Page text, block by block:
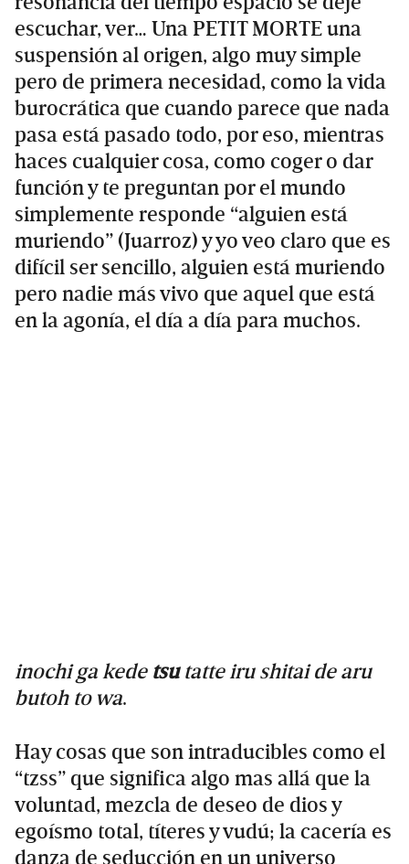
escuchar, ver… Una PETIT MORTE una
suspensión al origen, algo muy simple
pero de primera necesidad, como la vida
burocrática que cuando parece que nada
pasa está pasado todo, por eso, mientras
haces cualquier cosa, como coger o dar
función y te preguntan por el mundo
simplemente responde “alguien está
muriendo” (Juarroz) y yo veo claro que es
difícil ser sencillo, alguien está muriendo
pero nadie más vivo que aquel que está
en la agonía, el día a día para muchos.
inochi ga kede tsutatte iru shitai de aru
butoh to wa.
Hay cosas que son intraducibles como el
“tzss” que significa algo mas allá que la
voluntad, mezcla de deseo de dios y
egoísmo total, títeres y vudú; la cacería es